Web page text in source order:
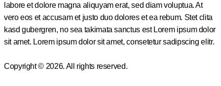
labore et dolore magna aliquyam erat, sed diam voluptua. At
vero eos et accusam et justo duo dolores et ea rebum. Stet clita
kasd gubergren, no sea takimata sanctus est Lorem ipsum dolor
sit amet. Lorem ipsum dolor sit amet, consetetur sadipscing elitr.
Copyright © 2026. All rights reserved.